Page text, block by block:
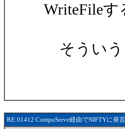
WriteFile
そういう
RE:01412 CompuServe経由でNIFTYに発